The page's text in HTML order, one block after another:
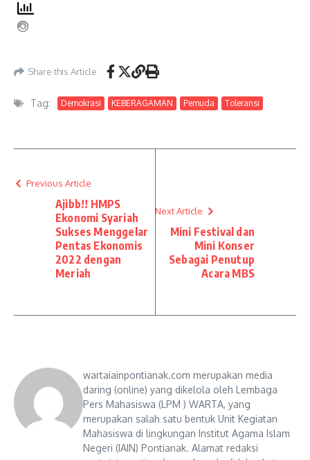
Share this Article
Tag: Demokrasi KEBERAGAMAN Pemuda Toleransi
Previous Article
Ajibb!! HMPS
Ekonomi Syariah
Sukses Menggelar
Pentas Ekonomis
2022 dengan
Meriah
Next Article
Mini Festival dan
Mini Konser
Sebagai Penutup
Acara MBS
wartaiainpontianak.com merupakan media
daring (online) yang dikelola oleh Lembaga
Pers Mahasiswa (LPM ) WARTA, yang
merupakan salah satu bentuk Unit Kegiatan
Mahasiswa di lingkungan Institut Agama Islam
Negeri (IAIN) Pontianak. Alamat redaksi